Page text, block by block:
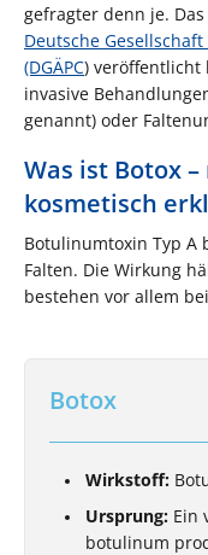
gefragter denn je.
Deutsche
(DGÄPC) veröffentlicht
invasive
genannt) oder
Was ist Botox
kosmetisch
Botulinumtoxin Typ A
Falten. Die Wirkung
bestehen vor allem
Botox
Wirkstoff:
Ursprung: Ein
botulinum